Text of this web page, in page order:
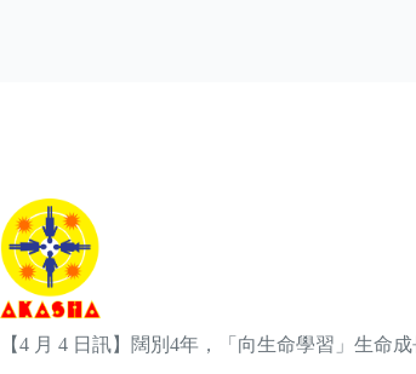
【4 月 4 日訊】闊別4年，「向生命學習」生命